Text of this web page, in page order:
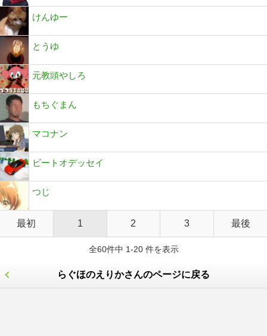
けんゆー
とうゆ
元教頭やしろ
もちぐまん
マコナン
ビートオデッセイ
つじ
最初 1 2 3 最後
全60件中 1-20 件を表示
らぐほのえりかさんのページに戻る